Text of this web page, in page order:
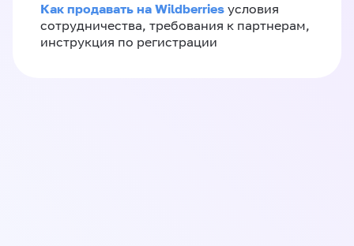
Как продавать на Wildberries условия
сотрудничества, требования к партнерам,
инструкция по регистрации